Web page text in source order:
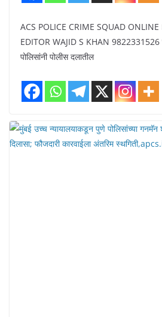
ACS POLICE CRIME SQUAD ONLINE
EDITOR WAJID S KHAN 9822331526
पोलिसांनी पोलीस दलातील